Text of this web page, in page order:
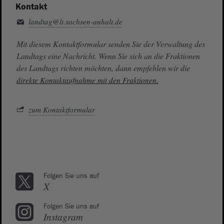
Kontakt
landtag@lt.sachsen-anhalt.de
Mit diesem Kontaktformular senden Sie der Verwaltung des
Landtags eine Nachricht. Wenn Sie sich an die Fraktionen
des Landtags richten möchten, dann empfehlen wir die
direkte Kontaktaufnahme mit den Fraktionen.
zum Kontaktformular
Folgen Sie uns auf
X
Folgen Sie uns auf
Instagram